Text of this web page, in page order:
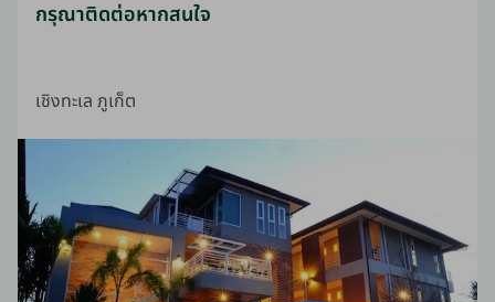
กรุณาติดต่อหากสนใจ
เชิงทะเล ภูเก็ต